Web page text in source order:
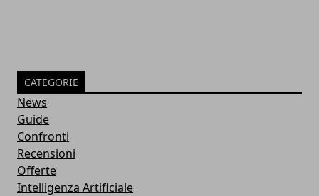
CATEGORIE
News
Guide
Confronti
Recensioni
Offerte
Intelligenza Artificiale